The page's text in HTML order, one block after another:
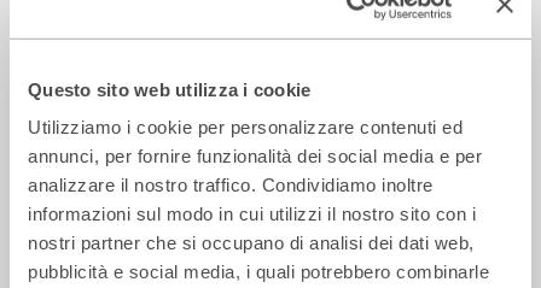
Questo sito web utilizza i cookie
Utilizziamo i cookie per personalizzare contenuti ed
annunci, per fornire funzionalità dei social media e per
analizzare il nostro traffico. Condividiamo inoltre
informazioni sul modo in cui utilizzi il nostro sito con i
nostri partner che si occupano di analisi dei dati web,
pubblicità e social media, i quali potrebbero combinarle